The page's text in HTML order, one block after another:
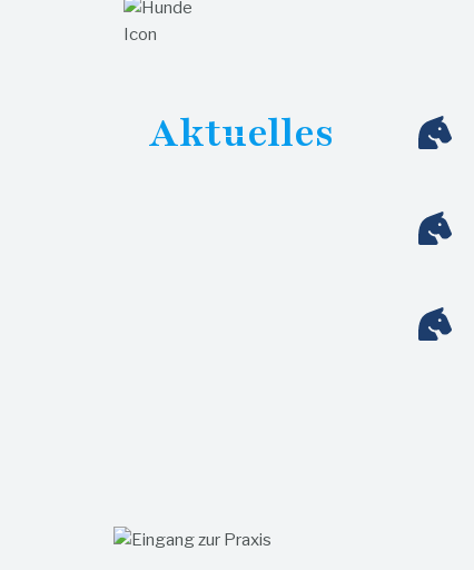
Aktuelles